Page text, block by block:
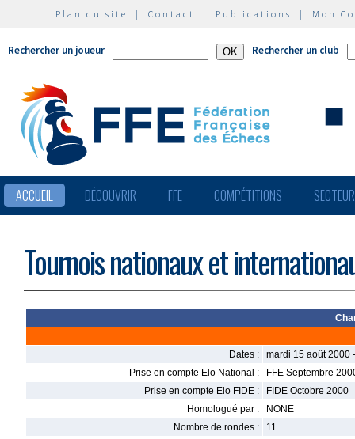
Plan du site | Contact | Publications | Mon
Rechercher un joueur Rechercher un club
ACCUEIL DÉCOUVRIR FFE COMPÉTITIONS
Tournois nationaux et
Dates :
mardi 15 août 2000
Prise en compte Elo National :
FFE Septembre
Prise en compte Elo FIDE :
FIDE Octobre 2000
Homologué par :
NONE
Nombre de rondes :
11